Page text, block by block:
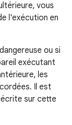
vous
l'exécution en
ou si
exécutant
les
Il est
sur cette